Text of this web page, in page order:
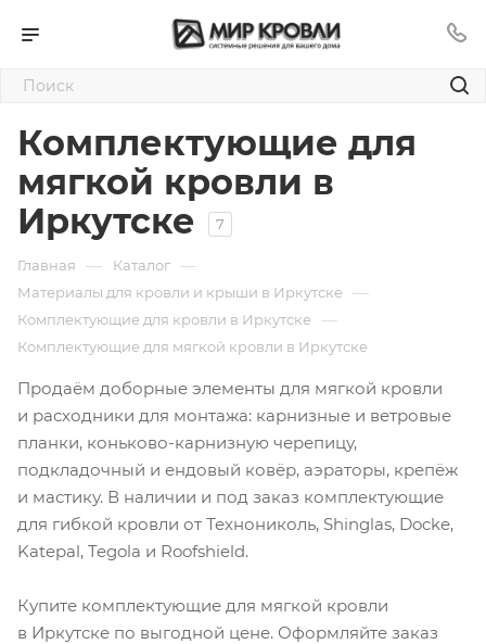
Комплектующие для
мягкой кровли в
Иркутске
7
Главная — Каталог —
Материалы для кровли и крыши в Иркутске —
Комплектующие для кровли в Иркутске —
Комплектующие для мягкой кровли в Иркутске
Продаём доборные элементы для мягкой кровли
и расходники для монтажа: карнизные и ветровые
планки, коньково-карнизную черепицу,
подкладочный и ендовый ковёр, аэраторы, крепёж
и мастику. В наличии и под заказ комплектующие
для гибкой кровли от Технониколь, Shinglas, Docke,
Katepal, Tegola и Roofshield.
Купите комплектующие для мягкой кровли
в Иркутске по выгодной цене. Оформляйте заказ